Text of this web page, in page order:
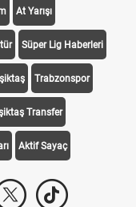
At Yarışı
Süper Lig Haberleri
Trabzonspor
Transfer
Aktif Sayaç